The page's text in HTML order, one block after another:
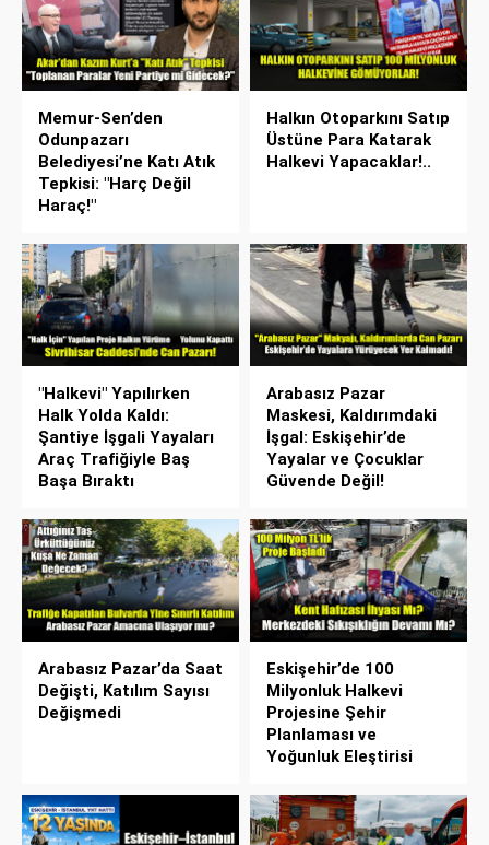
Memur-Sen’den
Odunpazarı
Belediyesi’ne Katı Atık
Tepkisi: "Harç Değil
Haraç!"
Halkın Otoparkını Satıp
Üstüne Para Katarak
Halkevi Yapacaklar!..
"Halkevi" Yapılırken
Halk Yolda Kaldı:
Şantiye İşgali Yayaları
Araç Trafiğiyle Baş
Başa Bıraktı
Arabasız Pazar
Maskesi, Kaldırımdaki
İşgal: Eskişehir’de
Yayalar ve Çocuklar
Güvende Değil!
Arabasız Pazar’da Saat
Değişti, Katılım Sayısı
Değişmedi
Eskişehir’de 100
Milyonluk Halkevi
Projesine Şehir
Planlaması ve
Yoğunluk Eleştirisi